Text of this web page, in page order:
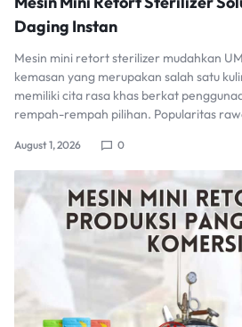
Daging Instan
Mesin mini retort sterilizer mudahkan
kemasan yang merupakan salah satu
memiliki cita rasa khas berkat
rempah-rempah pilihan. Popularitas
August 1, 2026 0